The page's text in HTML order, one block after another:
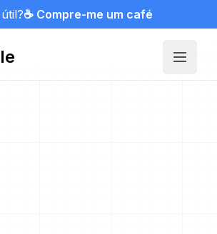
☕ Compre-me um café